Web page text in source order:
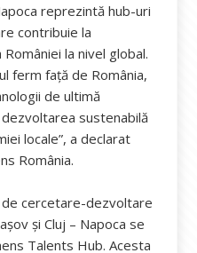
reprezintă hub-uri
contribuie la
la nivel global.
ferm față de România,
de ultimă
sustenabilă
locale”, a declarat
România.
cercetare-dezvoltare
și Cluj – Napoca se
Talents Hub. Acesta